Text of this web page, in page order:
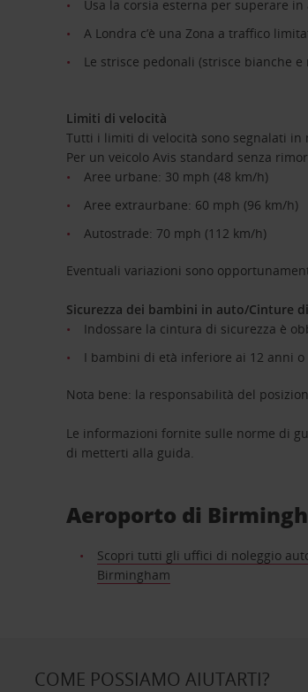
Usa la corsia esterna per superare
A Londra c’è una Zona a traffico
Le strisce pedonali (strisce bianche
Limiti di velocità
Tutti i limiti di velocità sono segnalati in
Per un veicolo Avis standard senza
Aree urbane: 30 mph (48 km/h)
Aree extraurbane: 60 mph (96 km/h)
Autostrade: 70 mph (112 km/h)
Eventuali variazioni sono
Sicurezza dei bambini in auto/Cinture
Indossare la cintura di sicurezza è
I bambini di età inferiore ai 12 anni
Nota bene: la responsabilità del
Le informazioni fornite sulle norme di
di metterti alla guida.
Aeroporto di
Scopri tutti gli uffici di noleggio
Birmingham
COME POSSIAMO AIUTARTI?